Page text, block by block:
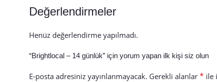
Değerlendirmeler
Henüz değerlendirme yapılmadı.
“Brightlocal – 14 günlük” için yorum yapan ilk kişi siz olun
E-posta adresiniz yayınlanmayacak. Gerekli alanlar * ile